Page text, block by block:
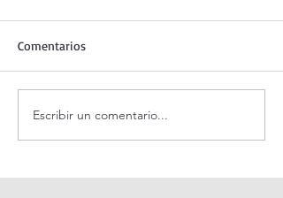
Santo Rosario de hoy
viernes. Misterios
Comentarios
Escribir un comentario...